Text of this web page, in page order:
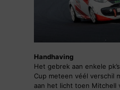
Handhaving
Het gebrek aan enkele
Cup meteen véél verschil
aan het licht toen Mitchell